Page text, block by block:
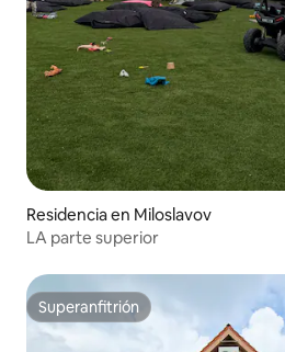
Residencia en Miloslavov
LA parte superior
Superanfitrión
Superanfitrión